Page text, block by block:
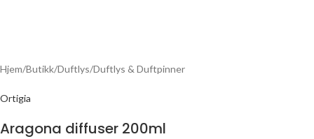
Hjem/Butikk/Duftlys/Duftlys & Duftpinner
Ortigia
Aragona diffuser 200ml